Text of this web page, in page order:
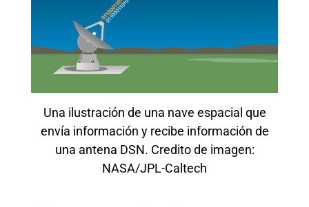
Una ilustración de una nave espacial que
envía información y recibe información de
una antena DSN. Credito de imagen:
NASA/JPL-Caltech